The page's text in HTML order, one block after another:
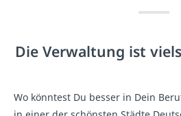
Die Verwaltung ist
Wo könntest Du besser in Dein